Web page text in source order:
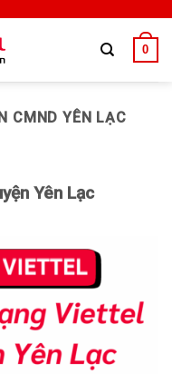
0
CMND YÊN LẠC
Yên Lạc